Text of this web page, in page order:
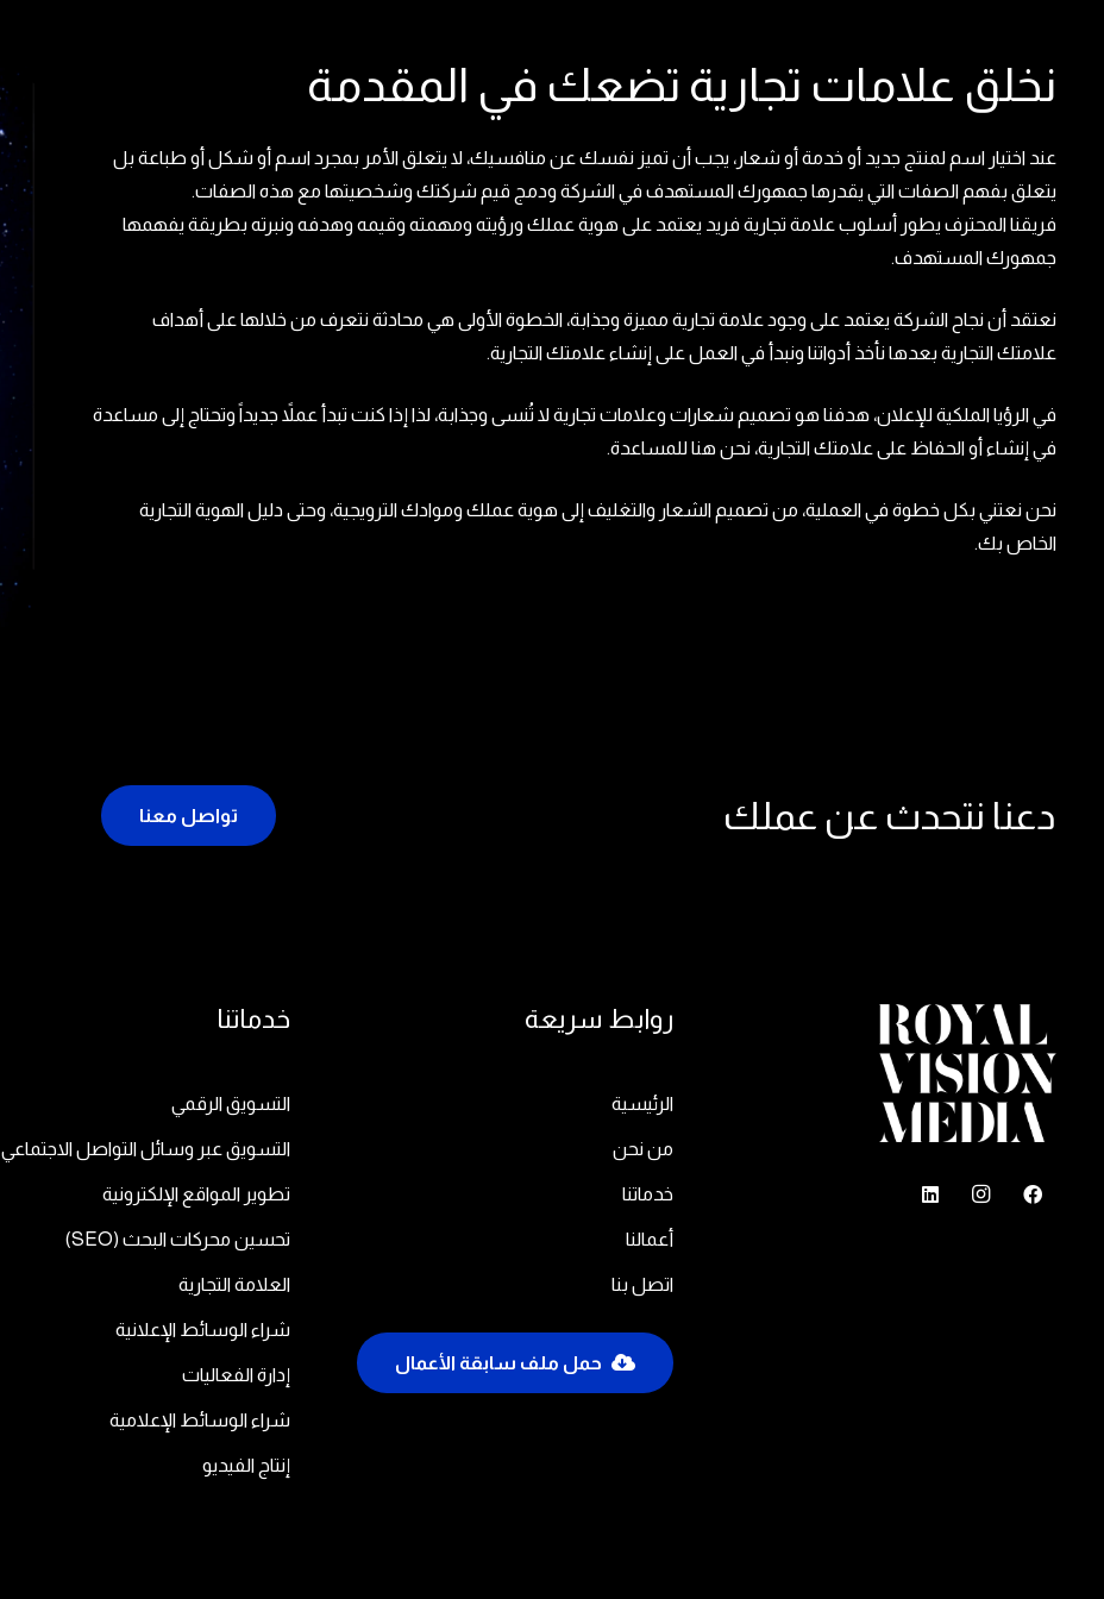
نخلق علامات تجارية تضعك في المقدمة
عند اختيار اسم لمنتج جديد أو خدمة أو شعار، يجب أن تميز نفسك عن منافسيك، لا يتعلق الأمر بمجرد اسم أو شكل أو طباعة بل
يتعلق بفهم الصفات التي يقدرها جمهورك المستهدف في الشركة ودمج قيم شركتك وشخصيتها مع هذه الصفات.
فريقنا المحترف يطور أسلوب علامة تجارية فريد يعتمد على هوية عملك ورؤيته ومهمته وقيمه وهدفه ونبرته بطريقة يفهمها
جمهورك المستهدف.
نعتقد أن نجاح الشركة يعتمد على وجود علامة تجارية مميزة وجذابة، الخطوة الأولى هي محادثة نتعرف من خلالها على أهداف
علامتك التجارية بعدها نأخذ أدواتنا ونبدأ في العمل على إنشاء علامتك التجارية.
في الرؤيا الملكية للإعلان، هدفنا هو تصميم شعارات وعلامات تجارية لا تُنسى وجذابة، لذا إذا كنت تبدأ عملاً جديداً وتحتاج إلى مساعدة
في إنشاء أو الحفاظ على علامتك التجارية، نحن هنا للمساعدة.
نحن نعتني بكل خطوة في العملية، من تصميم الشعار والتغليف إلى هوية عملك وموادك الترويجية، وحتى دليل الهوية التجارية
الخاص بك.
دعنا نتحدث عن عملك تواصل معنا
روابط سريعة
الرئيسية
من نحن
خدماتنا
أعمالنا
اتصل بنا
حمل ملف سابقة الأعمال
خدماتنا
التسويق الرقمي
التسويق عبر وسائل التواصل الاجتماعي
تطوير المواقع الإلكترونية
تحسين محركات البحث (SEO)
العلامة التجارية
شراء الوسائط الإعلانية
إدارة الفعاليات
شراء الوسائط الإعلامية
إنتاج الفيديو